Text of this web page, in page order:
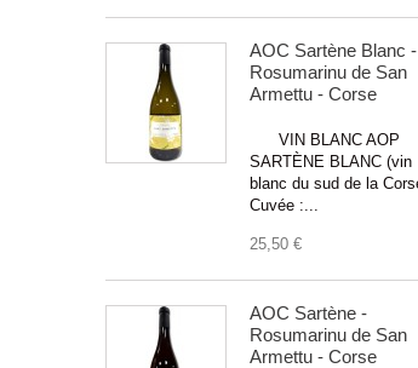
AOC Sartène Blanc -
Rosumarinu de San
Armettu - Corse
VIN BLANC AOP
SARTÈNE BLANC (vin
blanc du sud de la
Cuvée :...
25,50 €
AOC Sartène -
Rosumarinu de San
Armettu - Corse